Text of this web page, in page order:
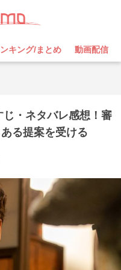
キング/まとめ 動画配信
じ・ネタバレ感想！審
る提案を受ける